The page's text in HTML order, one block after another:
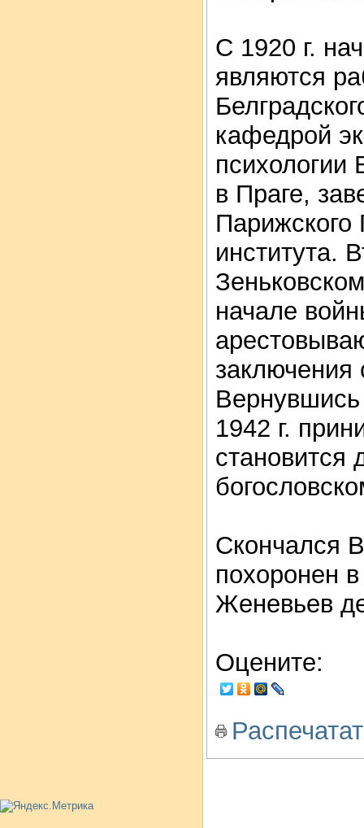
С 1920 г.
являются
кафедрой
психологии
в Праге,
Парижского
института.
начале
1942 г.
становится
Скончался
похоронен
Женевьев
Оцените: